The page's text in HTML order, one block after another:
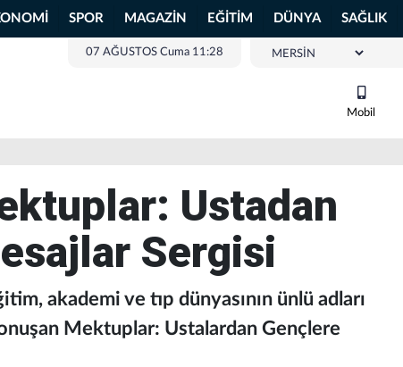
SPOR MAGAZİN EĞİTİM DÜNYA SAĞLIK
07 AĞUSTOS Cuma 11:28
Mobil
Ustadan
Sergisi
akademi ve tıp dünyasının ünlü adları
Mektuplar: Ustalardan Gençlere